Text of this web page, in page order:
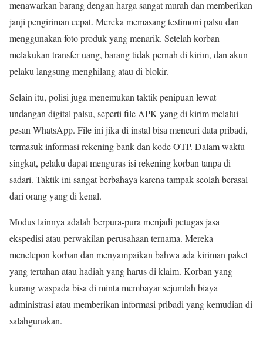
menawarkan barang dengan harga sangat murah dan memberikan
janji pengiriman cepat. Mereka memasang testimoni palsu dan
menggunakan foto produk yang menarik. Setelah korban
melakukan transfer uang, barang tidak pernah di kirim, dan akun
pelaku langsung menghilang atau di blokir.
Selain itu, polisi juga menemukan taktik penipuan lewat
undangan digital palsu, seperti file APK yang di kirim melalui
pesan WhatsApp. File ini jika di instal bisa mencuri data pribadi,
termasuk informasi rekening bank dan kode OTP. Dalam waktu
singkat, pelaku dapat menguras isi rekening korban tanpa di
sadari. Taktik ini sangat berbahaya karena tampak seolah berasal
dari orang yang di kenal.
Modus lainnya adalah berpura-pura menjadi petugas jasa
ekspedisi atau perwakilan perusahaan ternama. Mereka
menelepon korban dan menyampaikan bahwa ada kiriman paket
yang tertahan atau hadiah yang harus di klaim. Korban yang
kurang waspada bisa di minta membayar sejumlah biaya
administrasi atau memberikan informasi pribadi yang kemudian di
salahgunakan.